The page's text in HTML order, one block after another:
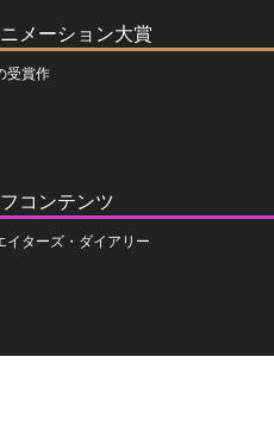
メーション大賞
受賞作
コンテンツ
イターズ・ダイアリー